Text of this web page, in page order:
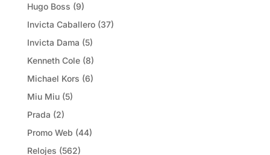
Hugo Boss (9)
Invicta Caballero (37)
Invicta Dama (5)
Kenneth Cole (8)
Michael Kors (6)
Miu Miu (5)
Prada (2)
Promo Web (44)
Relojes (562)